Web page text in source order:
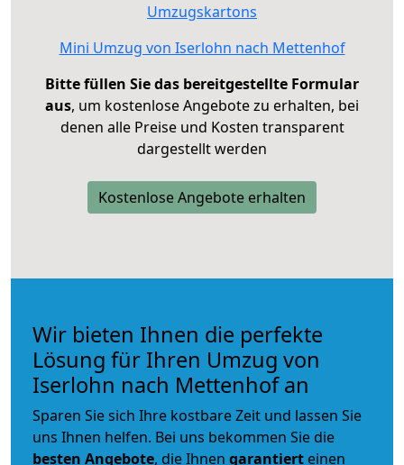
Umzugskartons
Mini Umzug von Iserlohn nach Mettenhof
Bitte füllen Sie das bereitgestellte Formular
aus, um kostenlose Angebote zu erhalten, bei
denen alle Preise und Kosten transparent
dargestellt werden
Kostenlose Angebote erhalten
Wir bieten Ihnen die perfekte
Lösung für Ihren Umzug von
Iserlohn nach Mettenhof an
Sparen Sie sich Ihre kostbare Zeit und lassen Sie
uns Ihnen helfen. Bei uns bekommen Sie die
besten Angebote, die Ihnen garantiert einen